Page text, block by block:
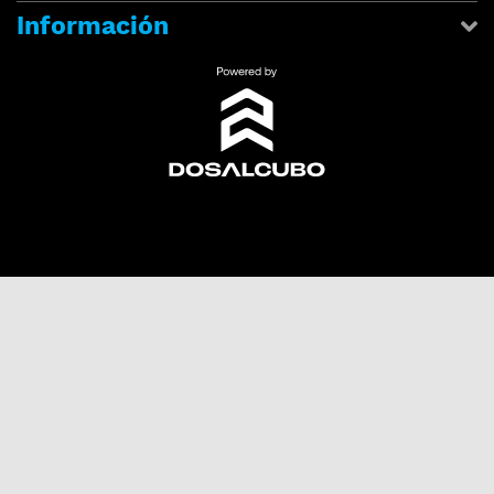
Información